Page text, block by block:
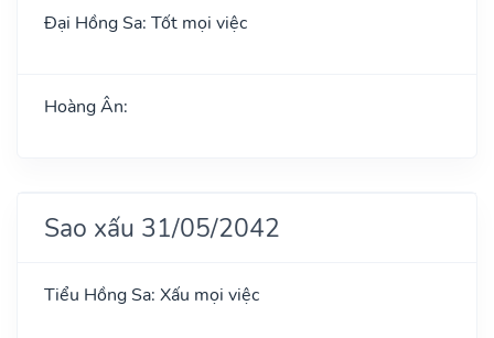
Đại Hồng Sa: Tốt mọi việc
Hoàng Ân:
Sao xấu 31/05/2042
Tiểu Hồng Sa: Xấu mọi việc